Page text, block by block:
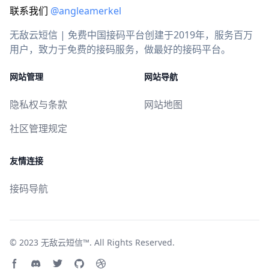
联系我们 @angleamerkel
无敌云短信 | 免费中国接码平台创建于2019年，服务百万
用户，致力于免费的接码服务，做最好的接码平台。
网站管理
隐私权与条款
社区管理规定
网站导航
网站地图
友情连接
接码导航
© 2023 无敌云短信™. All Rights Reserved.